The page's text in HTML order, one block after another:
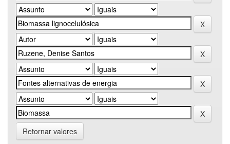
Retornar valores